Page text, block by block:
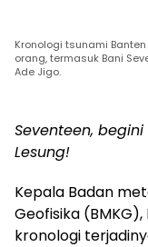
Kronologi tsunami
orang, termasuk Bani
Ade Jigo.
Seventeen,
Lesung!
Kepala Badan
Geofisika
kronologi